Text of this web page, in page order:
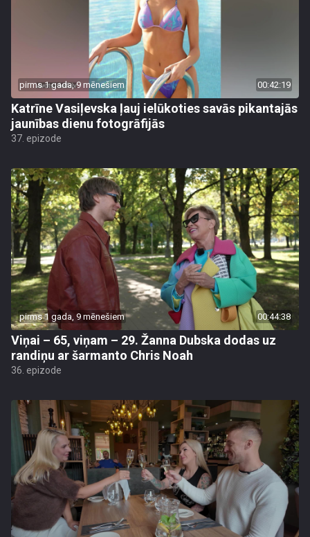
pirms 1 gada, 9 mēnešiem 00:42:19
Katrīne Vasiļevska ļauj ielūkoties savās pikantajās
jaunības dienu fotogrāfijās
37. epizode
pirms 1 gada, 9 mēnešiem 00:44:38
Viņai – 65, viņam – 29. Žanna Dubska dodas uz
randiņu ar šarmanto Chris Noah
36. epizode